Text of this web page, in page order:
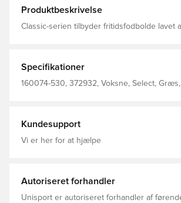
Produktbeskrivelse
Classic-serien tilbyder fritidsfodbolde lavet
hele Fremstillet af termoplastisk
polyester, SR blære
Specifikationer
160074-530, 372932, Voksne, Select,
Kundesupport
Vi er her for at hjælpe
Autoriseret forhandler
Unisport er autoriseret forhandler af